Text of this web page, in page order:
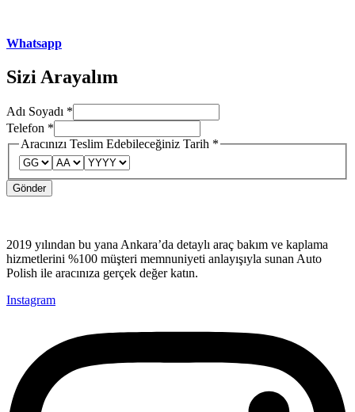
Whatsapp
Sizi Arayalım
Adı Soyadı *
Telefon
Tarih
Adı
Telefon *
Aracınızı Teslim Edebileceğiniz Tarih *
Gönder
2019 yılından bu yana Ankara’da detaylı araç bakım ve kaplama
hizmetlerini %100 müşteri memnuniyeti anlayışıyla sunan Auto
Polish ile aracınıza gerçek değer katın.
Instagram